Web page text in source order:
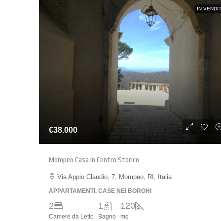
IN
€38.000
Mompeo Casa In Centro Storico
Via Appio Claudio, 7, Mompeo, RI, Italia
APPARTAMENTI, CASE NEI BORGHI
2
Camere da Letto
1
Bagno
120
mq